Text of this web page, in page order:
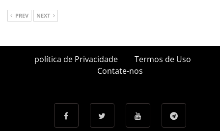
PREV NEXT
política de Privacidade
Termos de Uso
Contate-nos